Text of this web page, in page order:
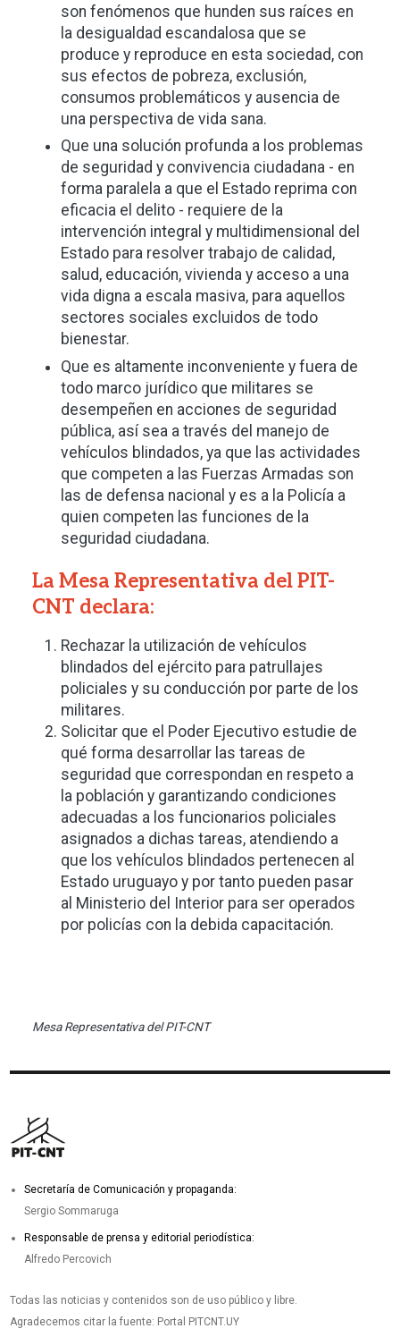
son fenómenos que hunden sus raíces en
la desigualdad escandalosa que se
produce y reproduce en esta sociedad, con
sus efectos de pobreza, exclusión,
consumos problemáticos y ausencia de
una perspectiva de vida sana.
Que una solución profunda a los problemas
de seguridad y convivencia ciudadana - en
forma paralela a que el Estado reprima con
eficacia el delito - requiere de la
intervención integral y multidimensional del
Estado para resolver trabajo de calidad,
salud, educación, vivienda y acceso a una
vida digna a escala masiva, para aquellos
sectores sociales excluidos de todo
bienestar.
Que es altamente inconveniente y fuera de
todo marco jurídico que militares se
desempeñen en acciones de seguridad
pública, así sea a través del manejo de
vehículos blindados, ya que las actividades
que competen a las Fuerzas Armadas son
las de defensa nacional y es a la Policía a
quien competen las funciones de la
seguridad ciudadana.
La Mesa Representativa del PIT-
CNT declara:
Rechazar la utilización de vehículos
blindados del ejército para patrullajes
policiales y su conducción por parte de los
militares.
Solicitar que el Poder Ejecutivo estudie de
qué forma desarrollar las tareas de
seguridad que correspondan en respeto a
la población y garantizando condiciones
adecuadas a los funcionarios policiales
asignados a dichas tareas, atendiendo a
que los vehículos blindados pertenecen al
Estado uruguayo y por tanto pueden pasar
al Ministerio del Interior para ser operados
por policías con la debida capacitación.
Mesa Representativa del PIT-CNT
Secretaría de Comunicación y propaganda:
Sergio Sommaruga
Responsable de prensa y editorial periodística:
Alfredo Percovich
Todas las noticias y contenidos son de uso público y libre.
Agradecemos citar la fuente: Portal PITCNT.UY